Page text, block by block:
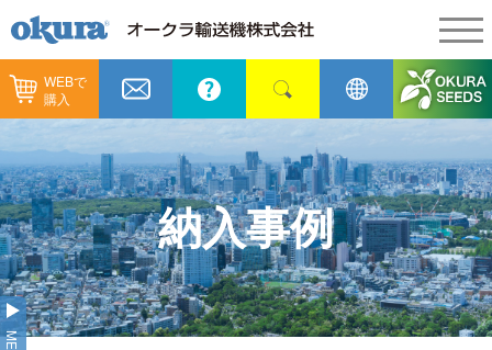
WEBで
購入
製品情報
製品情報
コンベヤ機器
コンベヤ機器を探す
用途から探す
納入事例
納入事例
全業種
製造
メンテナンス
カタログ／CAD
会社情報
納入事例